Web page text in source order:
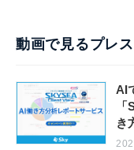
動画で見るプレ
AI
き